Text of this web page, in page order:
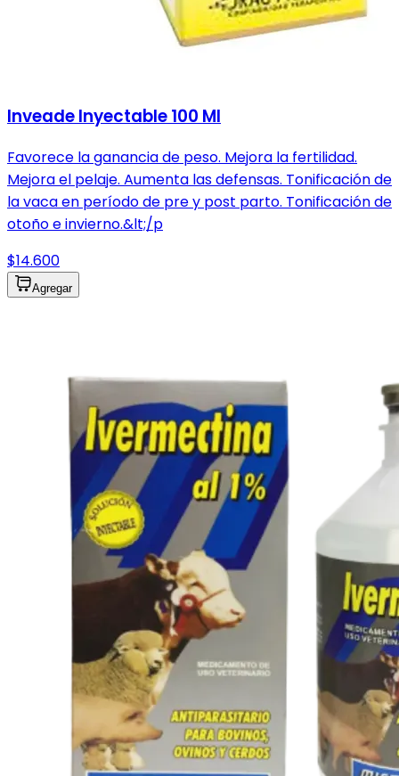
Inveade Inyectable 100 Ml
Favorece la ganancia de peso. Mejora la fertilidad.
Mejora el pelaje. Aumenta las defensas. Tonificación de
la vaca en período de pre y post parto. Tonificación de
otoño e invierno.&lt;/p
$14.600
Agregar